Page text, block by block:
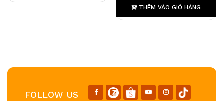
THÊM VÀO GIỎ HÀNG
FOLLOW US